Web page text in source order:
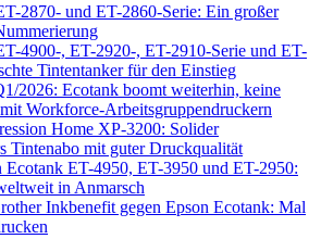
2870- und ET-2860-Serie: Ein großer
4900-, ET-2920-, ET-2910-Serie und ET-
Tintentanker für den Einstieg
2026: Ecotank boomt weiterhin, keine
Workforce-Arbeitsgruppendruckern
Home XP-3200: Solider
Tintenabo mit guter Druckqualität
Ecotank ET-4950, ET-3950 und ET-2950:
in Anmarsch
Inkbenefit gegen Epson Ecotank: Mal